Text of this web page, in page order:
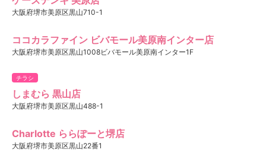
大阪府堺市美原区黒山710-1
ココカラファイン ビバモール美原南インター店
大阪府堺市美原区黒山1008ビバモール美原南インター1F
チラシ
しまむら 黒山店
大阪府堺市美原区黒山488-1
Charlotte ららぽーと堺店
大阪府堺市美原区黒山22番1